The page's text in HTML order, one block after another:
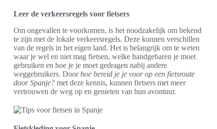
Leer de verkeersregels voor fietsers
Om ongevallen te voorkomen, is het noodzakelijk om bekend
te zijn met de lokale verkeersregels. Deze kunnen verschillen
van de regels in het eigen land. Het is belangrijk om te weten
waar je wel en niet mag fietsen, welke handgebaren je moet
gebruiken en hoe je je moet gedragen nabij andere
weggebruikers. Doorhoe bereid je je voor op een fietsroute
door Spanje? met deze kennis, kunnen fietsers met meer
vertrouwen de weg op en genieten van hun avontuur.